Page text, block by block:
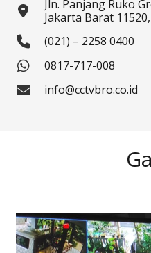
Jln. Panjang Ruko
Jakarta Barat
(021) – 2258 0400
0817-717-008
info@cctvbro.co.id